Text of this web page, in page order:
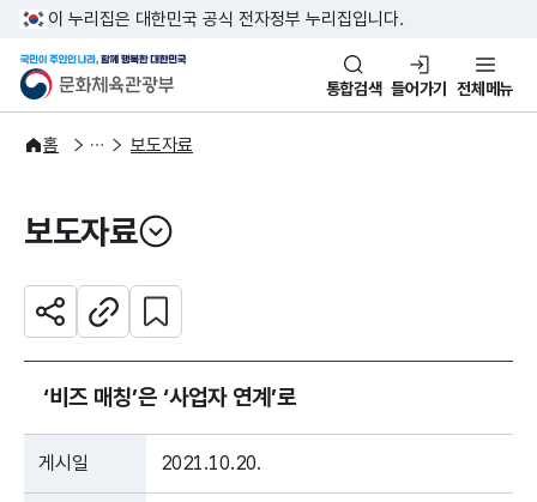
본문 바로가기
주메뉴 바로가기
이 누리집은 대한민국 공식 전자정부 누리집입니다.
문화체육관광부
국민이 주인인 나라, 함께 행복
통합검색 들어가기 전체메뉴
홈
알림·소식
보도·뉴스 보도자료
보도자료
열기
공유하기주소복사
관심 콘텐츠 설정하기
‘비즈 매칭’은 ‘사업자 연계’로
게시일 2021.10.20.